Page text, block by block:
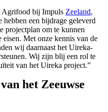
Agrifood bij Impuls Zeeland,
een bijdrage geleverd
projectplan om te kunnen
Met onze kennis van de
wij daarnaast het Uireka-
Wij zijn blij een rol te
van het Uireka project.”
het Zeeuwse